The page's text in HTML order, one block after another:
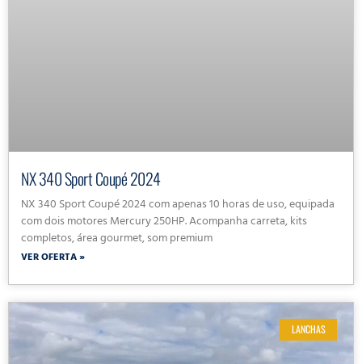
NX 340 Sport Coupé 2024
NX 340 Sport Coupé 2024 com apenas 10 horas de uso, equipada
com dois motores Mercury 250HP. Acompanha carreta, kits
completos, área gourmet, som premium
VER OFERTA »
LANCHAS